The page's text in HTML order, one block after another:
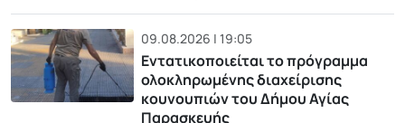
09.08.2026 | 19:05
Εντατικοποιείται το πρόγραμμα
ολοκληρωμένης διαχείρισης
κουνουπιών του Δήμου Αγίας
Παρασκευής